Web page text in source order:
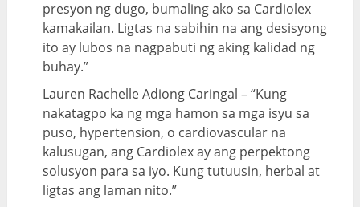
presyon ng dugo, bumaling ako sa Cardiolex
kamakailan. Ligtas na sabihin na ang desisyong
ito ay lubos na nagpabuti ng aking kalidad ng
buhay.”
Lauren Rachelle Adiong Caringal – “Kung
nakatagpo ka ng mga hamon sa mga isyu sa
puso, hypertension, o cardiovascular na
kalusugan, ang Cardiolex ay ang perpektong
solusyon para sa iyo. Kung tutuusin, herbal at
ligtas ang laman nito.”